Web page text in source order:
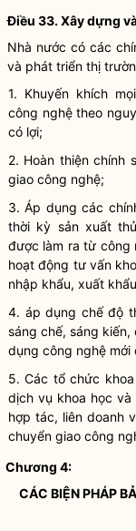
Điều 33. Xây dựng
Nhà nước có các
và phát triển thị
1. Khuyến khích
công nghệtheo
có lợi;
2. Hoàn thiện chính
giao công nghệ;
3. Áp dụng các
thời kỳ sản xuất
được làm ra từ công
hoạt động tư vấn
nhập khẩu, xuất khẩu
4. áp dụng chế độ
sáng chế, sáng kiến,
dụng công nghệ mới
5. Các tổ chức
dịch vụ khoa học và
hợp tác, liên doanh
chuyển giao công
Chương 4:
CÁC BIỆN PHÁP